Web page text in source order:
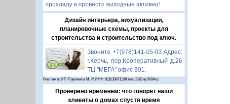
прохладу и провести выходные активно!
Дизайн интерьера, визуализации,
планировочные схемы, проекты для
строительства и строительство под ключ.
Звоните +7(978)141-05-03 Адрес:
г.Керчь, пер.Кооперативный д.26
ТЦ "МЕГА" офис 301.
Реклама: ИП Павленко М. Р. ИНН 911103871108 erid:2SDnjcRB4xz
Проверено временем: что говорят наши
клиенты о домах спустя время